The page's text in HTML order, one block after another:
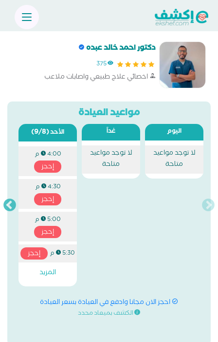
دكتور احمد خالد عبده
375
اخصائي علاج طبيعي واصابات ملاعب
مواعيد العيادة
اليوم
لا توجد مواعيد
متاحة
غداً
لا توجد مواعيد
متاحة
الأحد(9/8)
4:00 م
إحجز
4:30 م
إحجز
5:00 م
إحجز
5:30 م
إحجز
المزيد
احجز الان مجانا وادفع في العيادة بسعر العيادة
الكشف بميعاد محدد